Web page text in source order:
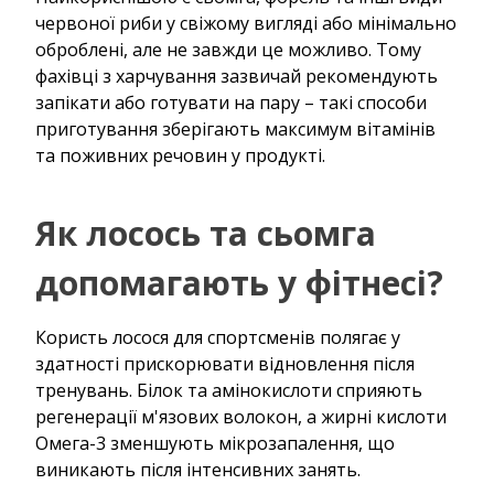
червоної риби у свіжому вигляді або мінімально
оброблені, але не завжди це можливо. Тому
фахівці з харчування зазвичай рекомендують
запікати або готувати на пару – такі способи
приготування зберігають максимум вітамінів
та поживних речовин у продукті.
Як лосось та сьомга
допомагають у фітнесі?
Користь лосося для спортсменів полягає у
здатності прискорювати відновлення після
тренувань. Білок та амінокислоти сприяють
регенерації м'язових волокон, а жирні кислоти
Омега-3 зменшують мікрозапалення, що
виникають після інтенсивних занять.